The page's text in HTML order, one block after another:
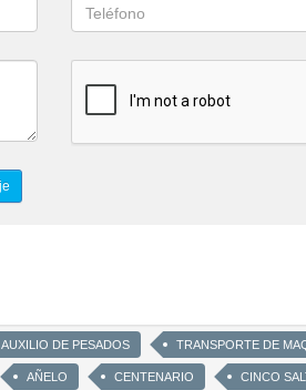
AUXILIO DE PESADOS TRANSPORTE DE
AÑELO CENTENARIO CINCO